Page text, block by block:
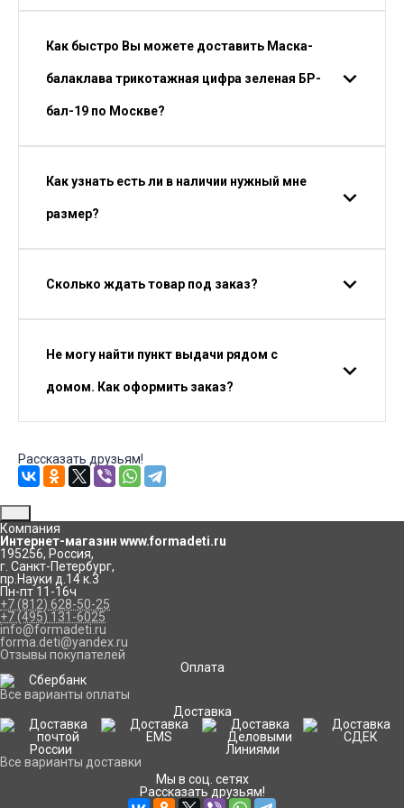
Как быстро Вы можете доставить Маска-
балаклава трикотажная цифра зеленая БР-
бал-19 по Москве?
Как узнать есть ли в наличии нужный мне
размер?
Сколько ждать товар под заказ?
Не могу найти пункт выдачи рядом с
домом. Как оформить заказ?
Рассказать друзьям!
Компания
Интернет-магазин www.formadeti.ru
195256, Россия,
г. Санкт-Петербург,
пр.Науки д.14 к.3
Пн-пт 11-16ч
+7 (812) 628-50-25
+7 (495) 131-6025
info@formadeti.ru
forma.deti@yandex.ru
Отзывы покупателей
Оплата
Все варианты оплаты
Доставка
Все варианты доставки
Мы в соц. сетях
Рассказать друзьям!